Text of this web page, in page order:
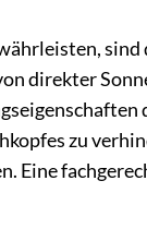
sind
direkter
zu
Eine